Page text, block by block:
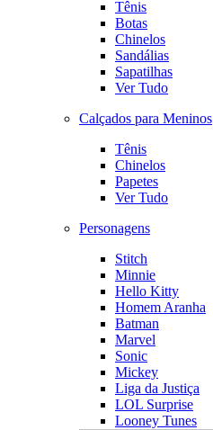
Tênis
Botas
Chinelos
Sandálias
Sapatilhas
Ver Tudo
Calçados para Meninos
Tênis
Chinelos
Papetes
Ver Tudo
Personagens
Stitch
Minnie
Hello Kitty
Homem Aranha
Batman
Marvel
Sonic
Mickey
Liga da Justiça
LOL Surprise
Looney Tunes